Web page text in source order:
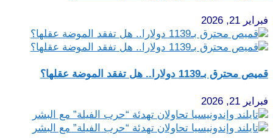
فبراير 21, 2026
قميص محترق بـ1139 دولارا.. هل تفقد الموضة عقلها؟
فبراير 21, 2026